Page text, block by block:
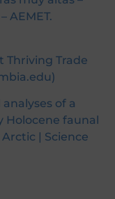
AEMET.
Thriving Trade
of a
Holocene faunal
| Science